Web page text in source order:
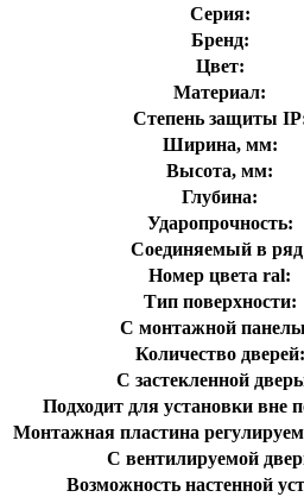
Серия:
Бренд:
Цвет:
Материал:
Степень защиты
Ширина, мм:
Высота, мм:
Глубина:
Ударопрочность:
Соединяемый в
Номер цвета ral:
Тип поверхности:
С монтажной
Количество дверей:
С застекленной
Подходит для установки вне
Монтажная пластина
С вентилируемой
Возможность настенной